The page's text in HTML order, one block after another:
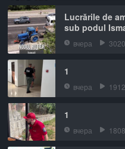
Lucrările de
sub podul
вчера 3020
1
вчера 1912
1
вчера 1808